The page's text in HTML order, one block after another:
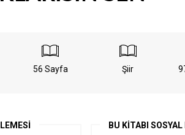
Üyelik Sözleşmesini
56 Sayfa Şiir
BU KİTABI